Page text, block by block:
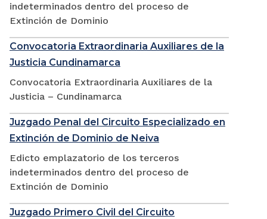
indeterminados dentro del proceso de
Extinción de Dominio
Convocatoria Extraordinaria Auxiliares de la
Justicia Cundinamarca
Convocatoria Extraordinaria Auxiliares de la
Justicia – Cundinamarca
Juzgado Penal del Circuito Especializado en
Extinción de Dominio de Neiva
Edicto emplazatorio de los terceros
indeterminados dentro del proceso de
Extinción de Dominio
Juzgado Primero Civil del Circuito